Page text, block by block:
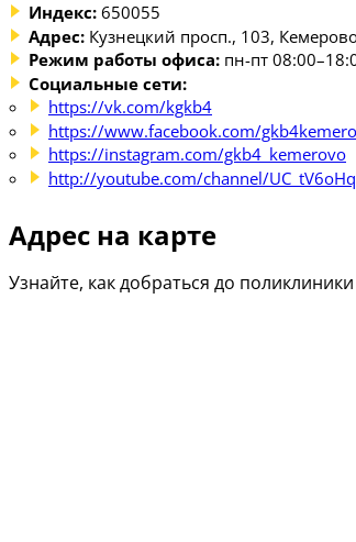
Индекс: 650055
Адрес: Кузнецкий просп., 103,
Режим работы офиса: пн-пт
Социальные сети:
https://vk.com/kgkb4
https://www.facebook.com/
https://instagram.com/gkb4_kemerovo
http://youtube.com/channel/
Адрес на карте
Узнайте, как добраться до